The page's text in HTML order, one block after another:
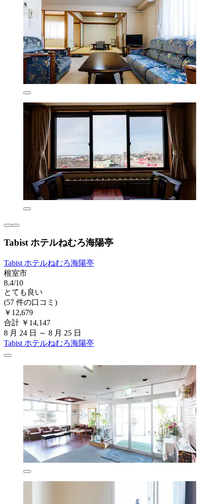
Tabist ホテルねむろ海陽亭
Tabist ホテルねむろ海陽亭
根室市
8.4/10
とても良い
(57 件の口コミ)
￥12,679
合計 ￥14,147
8 月 24 日 ～ 8 月 25 日
Tabist ホテルねむろ海陽亭